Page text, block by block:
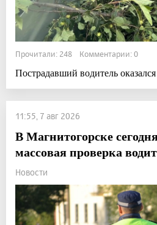
Прочитали: 248 Комментарии: 0
Пострадавший водитель
11:55, 7 авг 2026
В Магнитогорске
массовая проверка
Новости